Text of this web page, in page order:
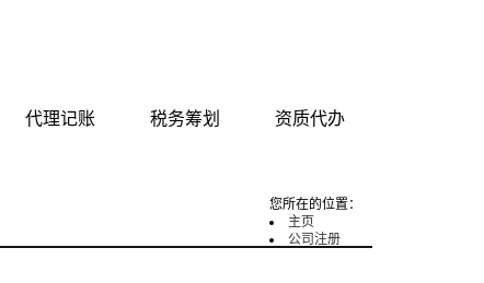
代理记账 税务筹划 资质代办
您所在的位置：
主页
公司注册